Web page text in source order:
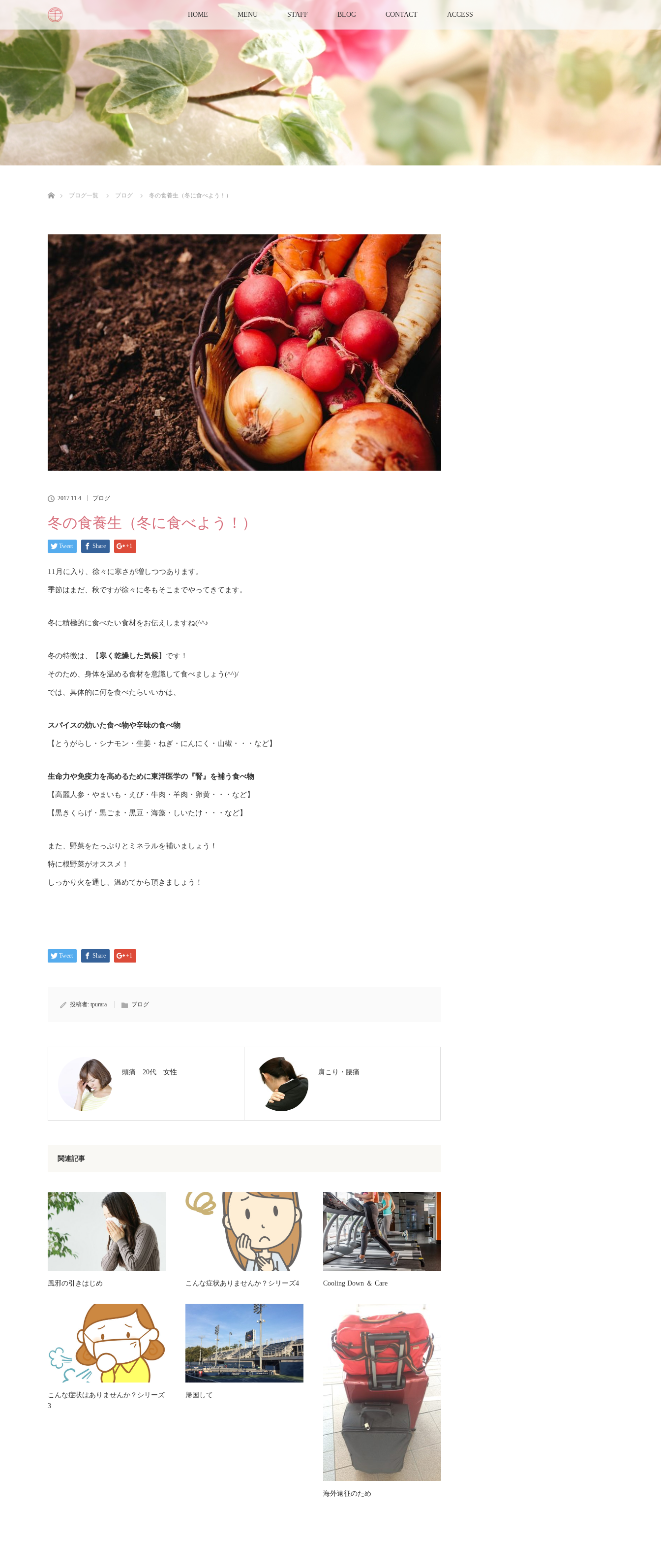
HOME MENU STAFF BLOG CONTACT ACCESS
ブログ一覧
ブログ 冬の食養生（冬に食べよう！）
2017.11.4 ブログ
冬の食養生（冬に食べよう！）
Tweet Share +1
11月に入り、徐々に寒さが増しつつあります。
季節はまだ、秋ですが徐々に冬もそこまでやってきてます。
冬に積極的に食べたい食材をお伝えしますね(^^♪
冬の特徴は、【寒く乾燥した気候】です！
そのため、身体を温める食材を意識して食べましょう(^^)/
では、具体的に何を食べたらいいかは、
スパイスの効いた食べ物や辛味の食べ物
【とうがらし・シナモン・生姜・ねぎ・にんにく・山椒・・・など】
生命力や免疫力を高めるために東洋医学の『腎』を補う食べ物
【高麗人参・やまいも・えび・牛肉・羊肉・卵黄・・・など】
【黒きくらげ・黒ごま・黒豆・海藻・しいたけ・・・など】
また、野菜をたっぷりとミネラルを補いましょう！
特に根野菜がオススメ！
しっかり火を通し、温めてから頂きましょう！
Tweet Share +1
投稿者: tpurara ブログ
頭痛 20代 女性 肩こり・腰痛
関連記事
風邪の引きはじめ こんな症状ありませんか？シリーズ4 Cooling Down ＆ Care
こんな症状はありませんか？シリーズ
3
帰国して
海外遠征のため